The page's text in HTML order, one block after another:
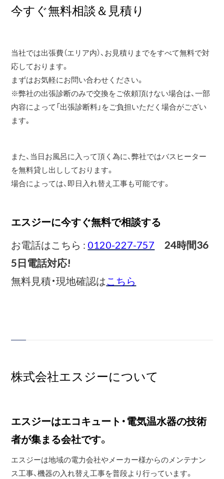
今すぐ無料相談＆見積り
当社では出張費（エリア内）、お見積りまでをすべて無料で対
応しております。
まずはお気軽にお問い合わせください。
※弊社の出張診断のみで交換をご依頼頂けない場合は、一部
内容によって「出張診断料」をご負担いただく場合がござい
ます｡
また、当日お風呂に入って頂く為に、弊社ではバスヒーター
を無料貸し出ししております。
場合によっては、即日入れ替え工事も可能です。
エスジーに今すぐ無料で相談する
お電話はこちら : 0120-227-757
24時間36
5日電話対応!
無料見積・現地確認はこちら
株式会社エスジーについて
エスジーはエコキュート・電気温水器の技術
者が集まる会社です。
エスジーは地域の電力会社やメーカー様からのメンテナン
ス工事、機器の入れ替え工事を普段より行っています。